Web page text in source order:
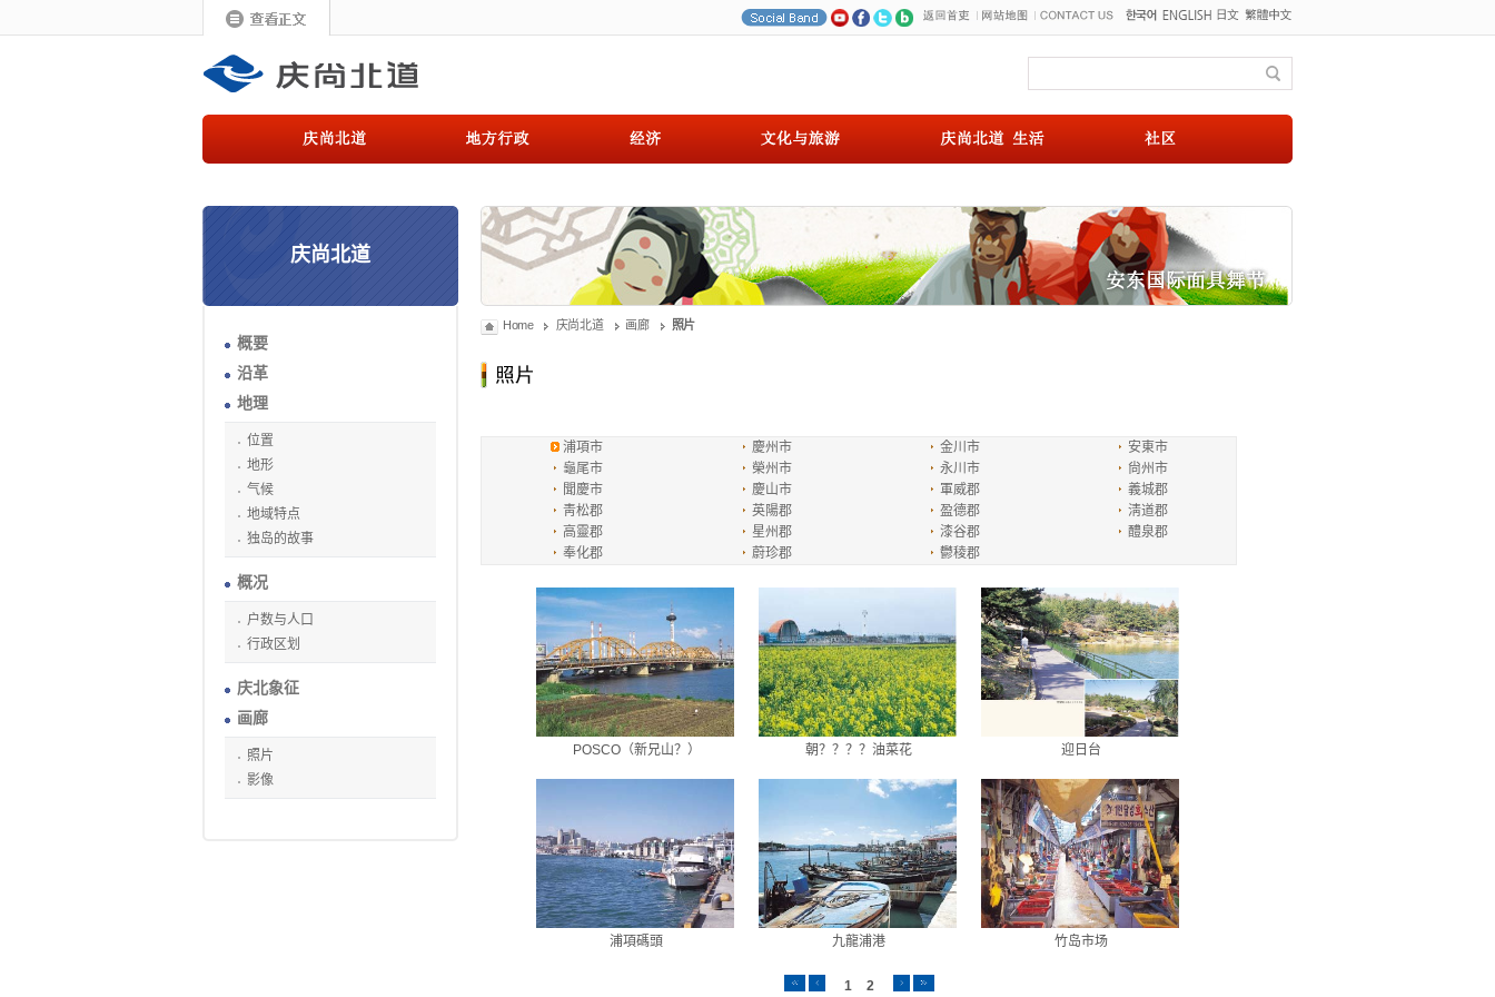
庆尚北道
概要
沿革
地理
位置
地形
气候
地域特点
独岛的故事
概况
户数与人口
行政区划
庆北象征
画廊
照片
影像
Home 庆尚北道 画廊 照片
浦項市 慶州市 金川市
安東市
龜尾市
榮州市 永川市
尙州市
聞慶市
慶山市 軍威郡
義城郡
靑松郡
英陽郡 盈德郡
淸道郡
高靈郡
星州郡 漆谷郡
醴泉郡
奉化郡
蔚珍郡 鬱稜郡
POSCO（新兄山？） 朝？？？？油菜花 迎日台
浦項碼頭 九龍浦港 竹岛市场
1 2